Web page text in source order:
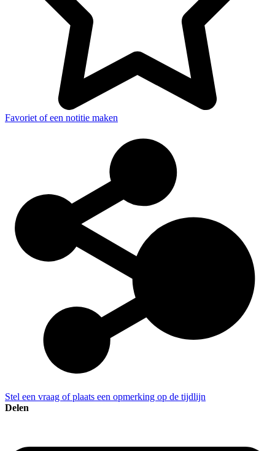
Favoriet of een notitie maken
Stel een vraag of plaats een opmerking op de tijdlijn
Delen